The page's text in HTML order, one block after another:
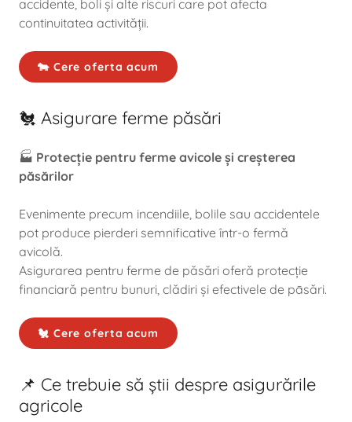
accidente, boli și alte riscuri care pot afecta
continuitatea activității.
🐄 Cere oferta acum
🐔 Asigurare ferme păsări
🏭 Protecție pentru ferme avicole și creșterea
păsărilor
Evenimente precum incendiile, bolile sau accidentele
pot produce pierderi semnificative într-o fermă
avicolă.
Asigurarea pentru ferme de păsări oferă protecție
financiară pentru bunuri, clădiri și efectivele de pāsări.
🐔 Cere oferta acum
📌 Ce trebuie să știi despre asigurările
agricole